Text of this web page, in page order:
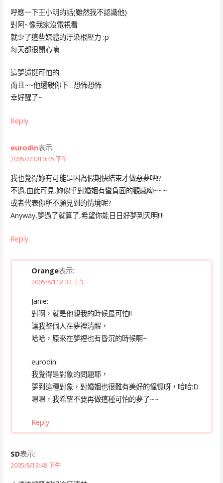
呼應一下王小明的話(雖然我不認識他)
對阿~像我家沒電視看
就少了這些媒體的汙染根壓力 :p
每天都很開心唷
這夢還挺可怕的
而且~~他還親你下…恐怖恐怖
幸好醒了~
Reply
eurodin表示:
2005/7/3010:45 下午
我也覺得妳有可能是因為假期快結束才做惡夢吧!?
不過,由此可見,妳似乎對婚姻有蠻負面的觀感呦~~~
或者代表你所不願見到的情境呢?
Anyway,夢過了就算了,希望你能日日好夢到天明!!!!
Reply
Orange表示:
2005/8/112:34 上午
Janie:
對啊，就是他親我的時候最可怕!!
讓我整個人在夢裡清醒，
哈哈，原來在夢裡也有昏沉的時候啊~
eurodin:
我覺得是對象的問題耶，
夢到這種對象，對婚姻也很難有美好的憧憬呀，哈哈:D
嗯嗯，我希望不要再做這種可怕的夢了~~
Reply
SD表示:
2005/8/13:48 下午